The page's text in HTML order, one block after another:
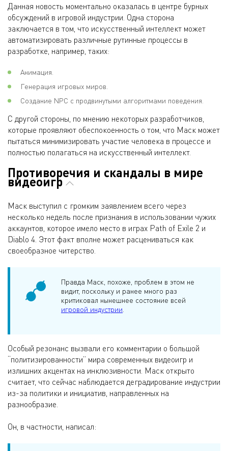
Данная новость моментально оказалась в центре бурных
обсуждений в игровой индустрии. Одна сторона
заключается в том, что искусственный интеллект может
автоматизировать различные рутинные процессы в
разработке, например, таких:
Анимация.
Генерация игровых миров.
Создание NPC с продвинутыми алгоритмами поведения.
С другой стороны, по мнению некоторых разработчиков,
которые проявляют обеспокоенность о том, что Маск может
пытаться минимизировать участие человека в процессе и
полностью полагаться на искусственный интеллект.
Противоречия и скандалы в мире
видеоигр
Маск выступил с громким заявлением всего через
несколько недель после признания в использовании чужих
аккаунтов, которое имело место в играх Path of Exile 2 и
Diablo 4. Этот факт вполне может расцениваться как
своеобразное читерство.
Правда Маск, похоже, проблем в этом не
видит, поскольку и ранее много раз
критиковал нынешнее состояние всей
игровой индустрии
Особый резонанс вызвали его комментарии о большой
“политизированности” мира современных видеоигр и
излишних акцентах на инклюзивности. Маск открыто
считает, что сейчас наблюдается деградирование индустрии
из-за политики и инициатив, направленных на
разнообразие.
Он, в частности, написал: